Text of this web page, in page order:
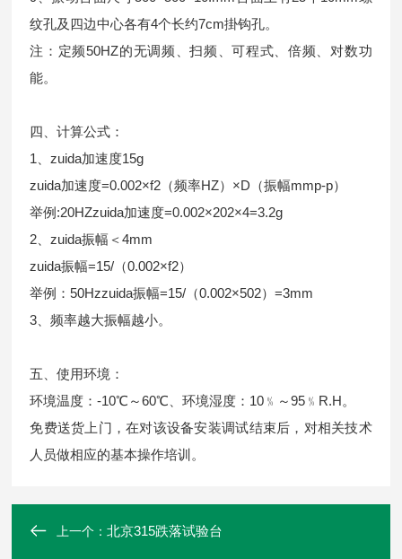
纹孔及四边中心各有4个长约7cm掛钩孔。
注：定频50HZ的无调频、扫频、可程式、倍频、对数功
能。
四、计算公式：
1、zuida加速度15g
zuida加速度=0.002×f2（频率HZ）×D（振幅mmp-p）
举例:20HZzuida加速度=0.002×202×4=3.2g
2、zuida振幅＜4mm
zuida振幅=15/（0.002×f2）
举例：50Hzzuida振幅=15/（0.002×502）=3mm
3、频率越大振幅越小。
五、使用环境：
环境温度：-10℃～60℃、环境湿度：10﹪～95﹪R.H。
免费送货上门，在对该设备安装调试结束后，对相关技术
人员做相应的基本操作培训。
上一个：北京315跌落试验台